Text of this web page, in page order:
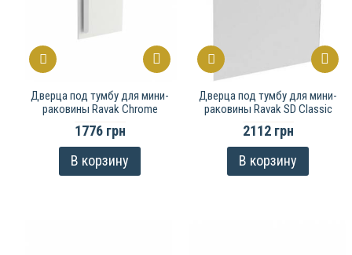
Дверца под тумбу для мини-
раковины Ravak Chrome
1776 грн
В корзину
Дверца под тумбу для мини-
раковины Ravak SD Classic
2112 грн
В корзину